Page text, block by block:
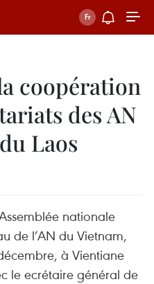
coopération
des AN
Laos
nationale
de l’AN du Vietnam,
à Vientiane
le ecrétaire général de